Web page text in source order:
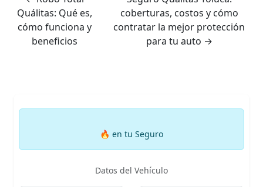
Quálitas: Qué es,
cómo funciona y
beneficios
coberturas, costos y cómo
contratar la mejor protección
para tu auto →
🔥 en tu Seguro
Datos del Vehículo